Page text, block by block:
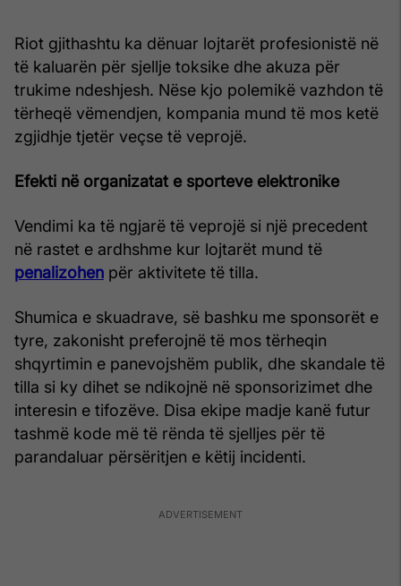
Riot gjithashtu ka dënuar lojtarët profesionistë në
të kaluarën për sjellje toksike dhe akuza për
trukime ndeshjesh. Nëse kjo polemikë vazhdon të
tërheqë vëmendjen, kompania mund të mos ketë
zgjidhje tjetër veçse të veprojë.
Efekti në organizatat e sporteve elektronike
Vendimi ka të ngjarë të veprojë si një precedent
në rastet e ardhshme kur lojtarët mund të
penalizohen për aktivitete të tilla.
Shumica e skuadrave, së bashku me sponsorët e
tyre, zakonisht preferojnë të mos tërheqin
shqyrtimin e panevojshëm publik, dhe skandale të
tilla si ky dihet se ndikojnë në sponsorizimet dhe
interesin e tifozëve. Disa ekipe madje kanë futur
tashmë kode më të rënda të sjelljes për të
parandaluar përsëritjen e këtij incidenti.